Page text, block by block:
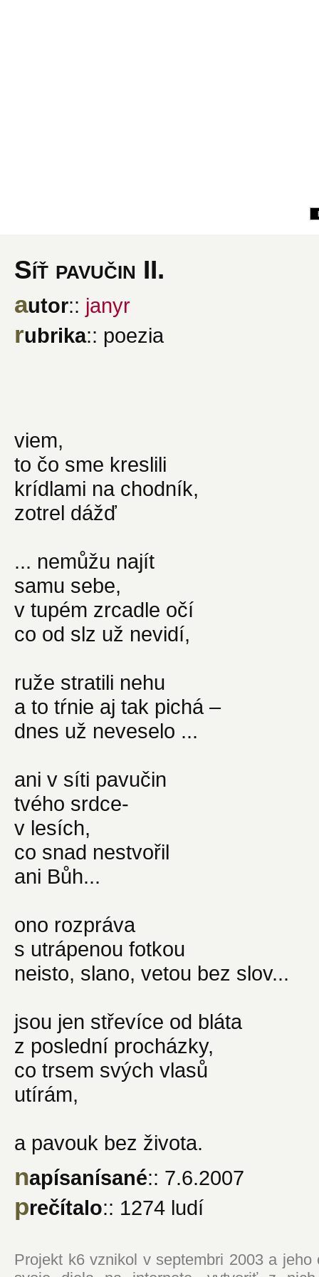
Síť pavučin II.
autor:: janyr
rubrika:: poezia
viem,
to čo sme kreslili
krídlami na chodník,
zotrel dážď
... nemůžu najít
samu sebe,
v tupém zrcadle očí
co od slz už nevidí,
ruže stratili nehu
a to tŕnie aj tak pichá –
dnes už neveselo ...
ani v síti pavučin
tvého srdce-
v lesích,
co snad nestvořil
ani Bůh...
ono rozpráva
s utrápenou fotkou
neisto, slano, vetou bez slov...
jsou jen střevíce od bláta
z poslední procházky,
co trsem svých vlasů
utírám,
a pavouk bez života.
napísanísané:: 7.6.2007
prečítalo:: 1274 ludí
Projekt k6 vznikol v septembri 2003 a